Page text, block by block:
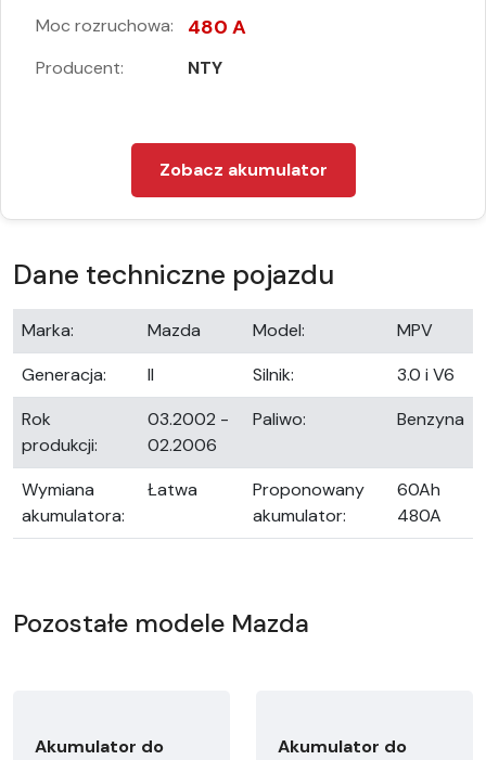
Moc rozruchowa: 480 A
Producent: NTY
Zobacz akumulator
Dane techniczne pojazdu
Marka: Mazda Model:
MPV
Generacja:
II Silnik:
3.0 i V6
Rok
produkcji:
03.2002 -
02.2006
Paliwo: Benzyna
Wymiana
akumulatora:
Łatwa
Proponowany
akumulator:
60Ah
480A
Pozostałe modele Mazda
Akumulator do Akumulator do